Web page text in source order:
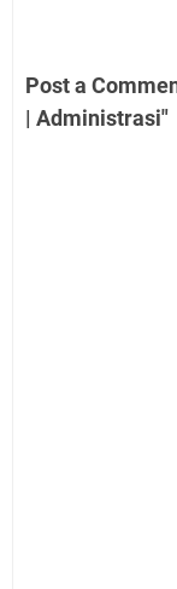
Post a
| Administrasi"